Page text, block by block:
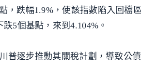
，跌幅1.9%，使該指數陷入回檔
5個基點，來到4.104%。
普逐步推動其關稅計劃，導致公